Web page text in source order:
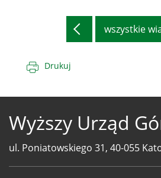
wszystkie
Drukuj
Wyższy Urząd
ul. Poniatowskiego 31, 40-055